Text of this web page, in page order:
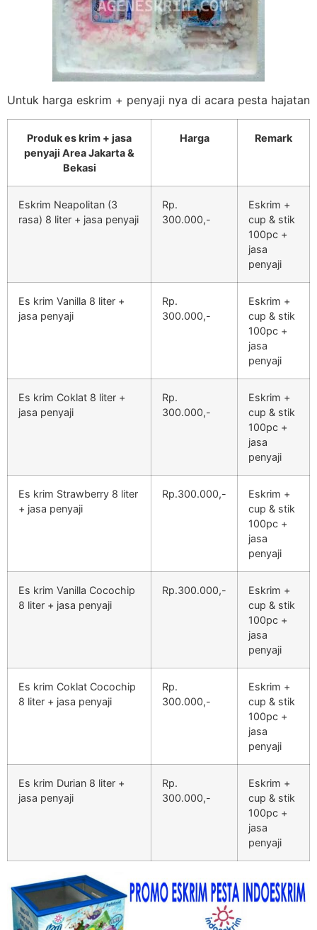
Untuk harga eskrim + penyaji nya di acara pesta hajatan
Produk es krim + jasa
penyaji Area Jakarta &
Bekasi
Harga Remark
Eskrim Neapolitan (3
rasa) 8 liter + jasa penyaji
Rp.
300.000,-
Eskrim +
cup & stik
100pc +
jasa
penyaji
Es krim Vanilla 8 liter +
jasa penyaji
Rp.
300.000,-
Eskrim +
cup & stik
100pc +
jasa
penyaji
Es krim Coklat 8 liter +
jasa penyaji
Rp.
300.000,-
Eskrim +
cup & stik
100pc +
jasa
penyaji
Es krim Strawberry 8 liter
+ jasa penyaji
Rp.300.000,-
Eskrim +
cup & stik
100pc +
jasa
penyaji
Es krim Vanilla Cocochip
8 liter + jasa penyaji
Rp.300.000,-
Eskrim +
cup & stik
100pc +
jasa
penyaji
Es krim Coklat Cocochip
8 liter + jasa penyaji
Rp.
300.000,-
Eskrim +
cup & stik
100pc +
jasa
penyaji
Es krim Durian 8 liter +
jasa penyaji
Rp.
300.000,-
Eskrim +
cup & stik
100pc +
jasa
penyaji